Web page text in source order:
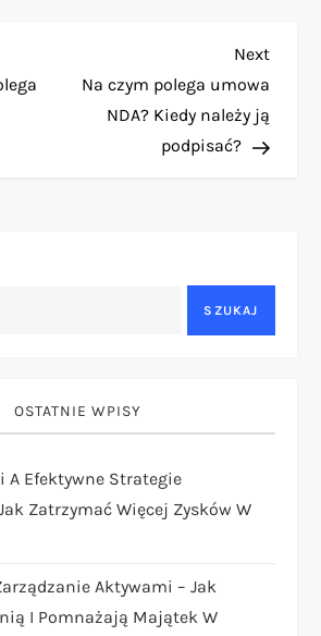
Next
Post
Next
Na czym polega umowa
NDA? Kiedy należy ją
podpisać?
SZUKAJ
OSTATNIE WPISY
A Efektywne Strategie
Zatrzymać Więcej Zysków W
Aktywami – Jak
I Pomnażają Majątek W